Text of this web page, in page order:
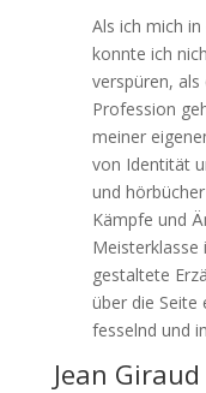
Als ich mich
konnte ich
verspüren,
Profession
meiner
von Identität
und
Kämpfe und
Meisterklasse
gestaltete
über die Seite
fesselnd und
Jean